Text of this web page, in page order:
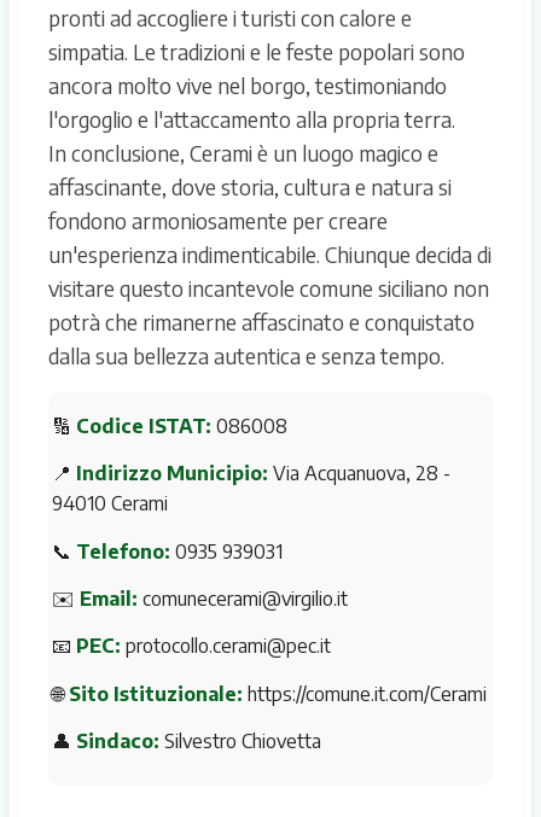
pronti ad accogliere i turisti con calore e
simpatia. Le tradizioni e le feste popolari sono
ancora molto vive nel borgo, testimoniando
l'orgoglio e l'attaccamento alla propria terra.
In conclusione, Cerami è un luogo magico e
affascinante, dove storia, cultura e natura si
fondono armoniosamente per creare
un'esperienza indimenticabile. Chiunque decida di
visitare questo incantevole comune siciliano non
potrà che rimanerne affascinato e conquistato
dalla sua bellezza autentica e senza tempo.
🔢 Codice ISTAT: 086008
📍 Indirizzo Municipio: Via Acquanuova, 28 -
94010 Cerami
📞 Telefono: 0935 939031
✉️ Email: comunecerami@virgilio.it
📧 PEC: protocollo.cerami@pec.it
🌐Sito Istituzionale: https://comune.it.com/Cerami
👤 Sindaco: Silvestro Chiovetta